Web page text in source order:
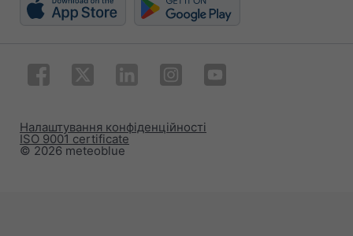
© 2026 meteoblue
ISO 9001 certificate
Налаштування конфіденційності